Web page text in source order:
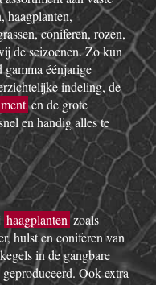
u tuinplanten op een
en géén
barbecues,
serre kweken wij een
in potten, op
en bomen. Vanuit
planten aanbieden,
aan vaste
haagplanten,
coniferen, rozen,
de seizoenen. Zo kun
éénjarige
indeling, de
en de grote
en handig alles te